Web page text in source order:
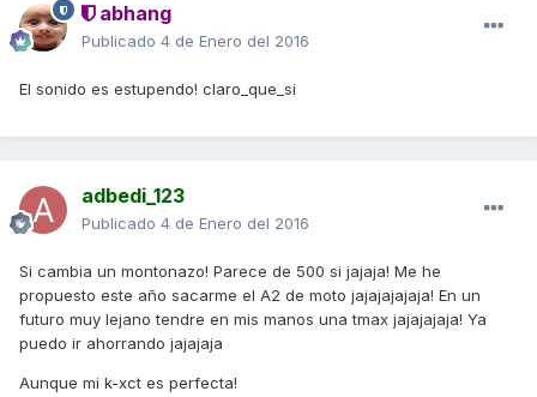
abhang
Publicado 4 de Enero del 2016
El sonido es estupendo! claro_que_si
adbedi_123
Publicado 4 de Enero del 2016
Si cambia un montonazo! Parece de 500 si jajaja! Me he
propuesto este año sacarme el A2 de moto jajajajajaja! En un
futuro muy lejano tendre en mis manos una tmax jajajajaja! Ya
puedo ir ahorrando jajajaja
Aunque mi k-xct es perfecta!